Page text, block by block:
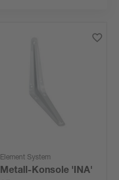
Element System
Metall-Konsole 'INA'